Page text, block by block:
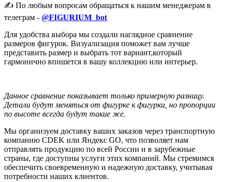
✍️ По любым вопросам обращаться к нашим менеджерам в
телеграм - @FIGURIUM_bot
Для удобства выбора мы создали наглядное сравнение
размеров фигурок. Визуализация поможет вам лучше
представить размер и выбрать тот вариант,который
гармонично впишется в вашу коллекцию или интерьер.
Данное сравнение показывает только примерную разницу.
Детали будут меняться от фигурке к фигурки, но пропорции
по высоте всегда будут такие же.
Мы организуем доставку ваших заказов через транспортную
компанию CDEK или Яндекс GO, что позволяет нам
отправлять продукцию по всей России и в зарубежные
страны, где доступны услуги этих компаний. Мы стремимся
обеспечить своевременную и надежную доставку, учитывая
потребности наших клиентов.